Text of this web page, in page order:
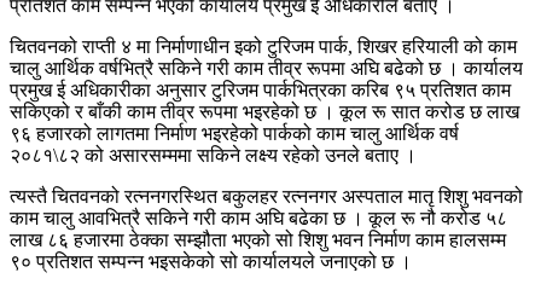
प्रतिशत काम सम्पन्न भएको कार्यालय प्रमुख ई अधिकारीले बताए ।
चितवनको राप्ती ४ मा निर्माणाधीन इको टुरिजम पार्क, शिखर हरियाली को काम
चालु आर्थिक वर्षभित्रै सकिने गरी काम तीव्र रूपमा अघि बढेको छ । कार्यालय
प्रमुख ई अधिकारीका अनुसार टुरिजम पार्कभित्रका करिब ९५ प्रतिशत काम
सकिएको र बाँकी काम तीव्र रूपमा भइरहेको छ । कूल रू सात करोड छ लाख
९६ हजारको लागतमा निर्माण भइरहेको पार्कको काम चालु आर्थिक वर्ष
२०८१\८२ को असारसम्ममा सकिने लक्ष्य रहेको उनले बताए ।
त्यस्तै चितवनको रत्ननगरस्थित बकुलहर रत्ननगर अस्पताल मातृ शिशु भवनको
काम चालु आवभित्रै सकिने गरी काम अघि बढेका छ । कूल रू नौ करोड ५८
लाख ८६ हजारमा ठेक्का सम्झौता भएको सो शिशु भवन निर्माण काम हालसम्म
९० प्रतिशत सम्पन्न भइसकेको सो कार्यालयले जनाएको छ ।